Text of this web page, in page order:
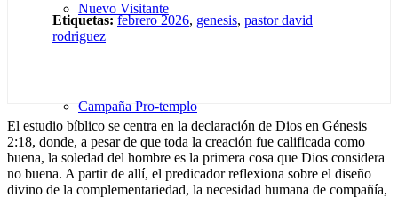
Nuevo Visitante
Campaña Pro-templo
Etiquetas:febrero 2026, genesis, pastor david
rodriguez
El estudio bíblico se centra en la declaración de Dios en Génesis
2:18, donde, a pesar de que toda la creación fue calificada como
buena, la soledad del hombre es la primera cosa que Dios considera
no buena. A partir de allí, el predicador reflexiona sobre el diseño
divino de la complementariedad, la necesidad humana de compañía,